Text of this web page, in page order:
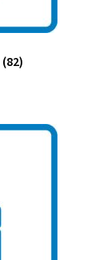
(82)